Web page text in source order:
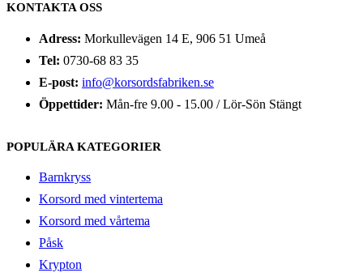
KONTAKTA OSS
Adress: Morkullevägen 14 E, 906 51 Umeå
Tel: 0730-68 83 35
E-post: info@korsordsfabriken.se
Öppettider: Mån-fre 9.00 - 15.00 / Lör-Sön Stängt
POPULÄRA KATEGORIER
Barnkryss
Korsord med vintertema
Korsord med vårtema
Påsk
Krypton